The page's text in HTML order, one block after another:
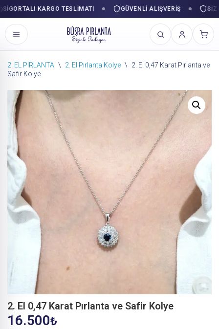
KARGO TESLIMATI GÜVENLI ALIŞVERIŞ
İçeriğe
2. EL PIRLANTA \ 2. El Pırlanta Kolye \
2. El 0,47 Karat Pırlanta ve
Safir Kolye
2. El 0,47 Karat Pırlanta ve Safir Kolye
16.500₺